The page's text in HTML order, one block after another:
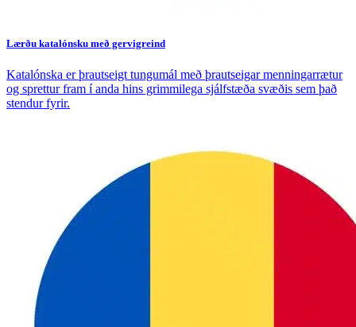
Lærðu katalónsku með gervigreind
Katalónska er þrautseigt tungumál með þrautseigar menningarrætur
og sprettur fram í anda hins grimmilega sjálfstæða svæðis sem það
stendur fyrir.